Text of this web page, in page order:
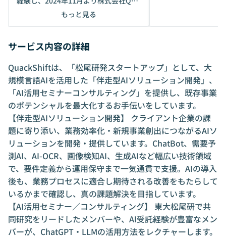
ckShiftに入社。 QuackShiftでは人事/
もっと見る
サービス内容の詳細
QuackShiftは、「松尾研発スタートアップ」として、大
規模言語AIを活用した「伴走型AIソリューション開発」、
「AI活用セミナーコンサルティング」を提供し、既存事業
のポテンシャルを最大化するお手伝いをしています。
【伴走型AIソリューション開発】 クライアント企業の課
題に寄り添い、業務効率化・新規事業創出につながるAIソ
リューションを開発・提供しています。ChatBot、需要予
測AI、AI-OCR、画像検知AI、生成AIなど幅広い技術領域
で、要件定義から運用保守まで一気通貫で支援。AIの導入
後も、業務プロセスに適合し期待される改善をもたらして
いるかまで確認し、真の課題解決を目指しています。
【AI活用セミナー／コンサルティング】 東大松尾研で共
同研究をリードしたメンバーや、AI受託経験が豊富なメン
バーが、ChatGPT・LLMの活用方法をレクチャーします。